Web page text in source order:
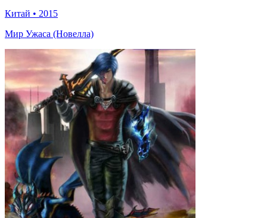
Китай • 2015
Мир Ужаса (Новелла)